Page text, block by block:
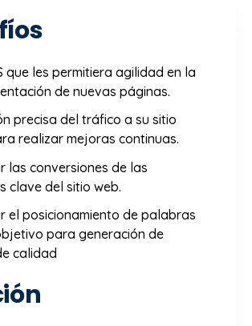
que les permitiera agilidad en la
de nuevas páginas.
precisa del tráfico a su sitio
realizar mejoras continuas.
las conversiones de las
clave del sitio web.
el posicionamiento de palabras
para generación de
calidad